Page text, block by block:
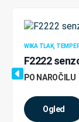
WIKA TLAK,
F2222
Ogled
PO NAROČILU